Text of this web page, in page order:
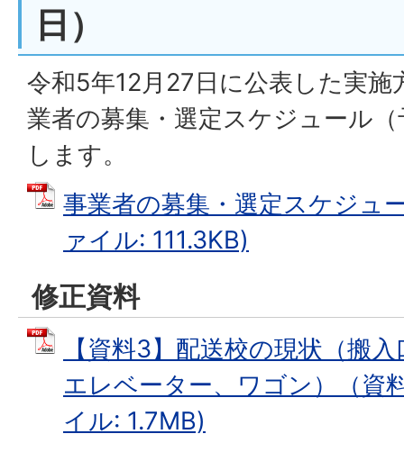
日）
令和5年12月27日に公表した実施
業者の募集・選定スケジュール
します。
事業者の募集・選定スケジュ
ァイル: 111.3KB)
修正資料
【資料3】配送校の現状（搬
エレベーター、ワゴン）（資
イル: 1.7MB)